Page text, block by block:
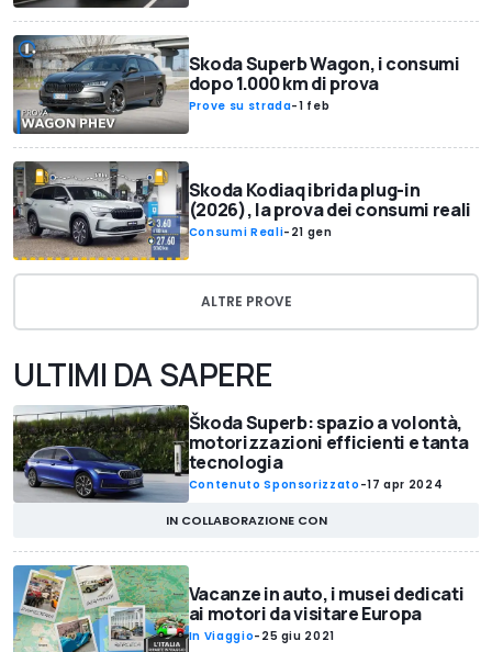
Skoda Superb Wagon, i consumi
dopo 1.000 km di prova
Prove su strada-1 feb
Skoda Kodiaq ibrida plug-in
(2026), la prova dei consumi reali
Consumi Reali- 21 gen
ALTRE PROVE
ULTIMI DA SAPERE
Škoda Superb: spazio a volontà,
motorizzazioni efficienti e tanta
tecnologia
Contenuto Sponsorizzato -17 apr 2024
IN COLLABORAZIONE CON
Vacanze in auto, i musei dedicati
ai motori da visitare Europa
In Viaggio- 25 giu 2021